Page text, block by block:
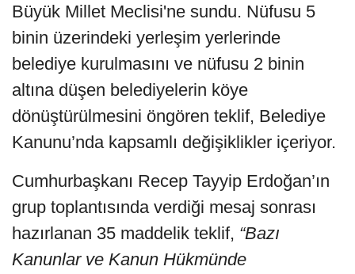
Büyük Millet Meclisi'ne sundu. Nüfusu 5
binin üzerindeki yerleşim yerlerinde
belediye kurulmasını ve nüfusu 2 binin
altına düşen belediyelerin köye
dönüştürülmesini öngören teklif, Belediye
Kanunu’nda kapsamlı değişiklikler içeriyor.
Cumhurbaşkanı Recep Tayyip Erdoğan’ın
grup toplantısında verdiği mesaj sonrası
hazırlanan 35 maddelik teklif, “Bazı
Kanunlar ve Kanun Hükmünde